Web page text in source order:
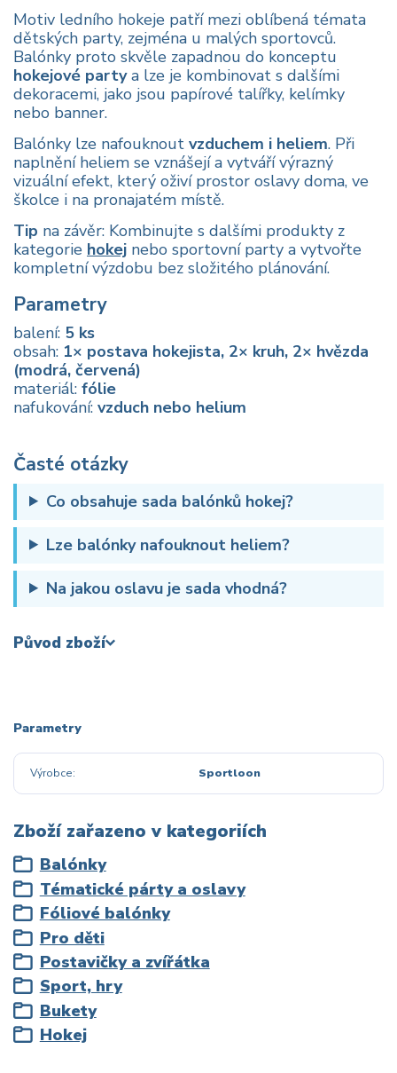
Motiv ledního hokeje patří mezi oblíbená témata
dětských party, zejména u malých sportovců.
Balónky proto skvěle zapadnou do konceptu
hokejové partya lze je kombinovat s dalšími
dekoracemi, jako jsou papírové talířky, kelímky
nebo banner.
Balónky lze nafouknout vzduchem i heliem. Při
naplnění heliem se vznášejí a vytváří výrazný
vizuální efekt, který oživí prostor oslavy doma, ve
školce i na pronajatém místě.
Tip na závěr: Kombinujte s dalšími produkty z
kategorie hokej nebo sportovní party a vytvořte
kompletní výzdobu bez složitého plánování.
Parametry
balení: 5 ks
obsah: 1× postava hokejista, 2× kruh, 2× hvězda
(modrá, červená)
materiál: fólie
nafukování: vzduch nebo helium
Časté otázky
Co obsahuje sada balónků hokej?
Lze balónky nafouknout heliem?
Na jakou oslavu je sada vhodná?
Původ zboží
Parametry
Výrobce Sportloon
Zboží zařazeno v kategoriích
Balónky
Tématické párty a oslavy
Fóliové balónky
Pro děti
Postavičky a zvířátka
Sport, hry
Bukety
Hokej